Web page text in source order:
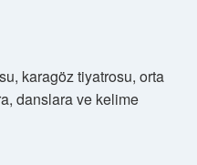
karagöz tiyatrosu, orta
danslara ve kelime